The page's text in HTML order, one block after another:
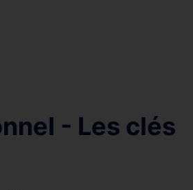
- Les clés